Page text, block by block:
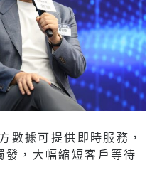
數據可提供即時服務，
，大幅縮短客戶等待